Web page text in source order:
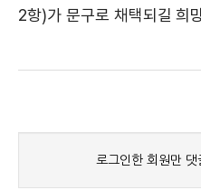
2항)가 문구로 채택되길 희